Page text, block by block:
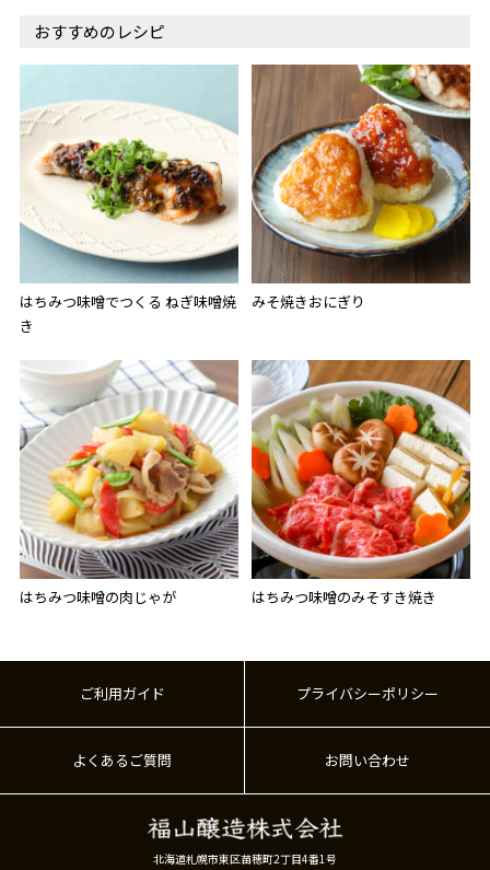
おすすめのレシピ
はちみつ味噌でつくる ねぎ味噌焼
き
みそ焼きおにぎり
はちみつ味噌の肉じゃが はちみつ味噌のみそすき焼き
北海道札幌市東区苗穂町2丁目4番1号
ご利用ガイド プライバシーポリシー
よくあるご質問 お問い合わせ